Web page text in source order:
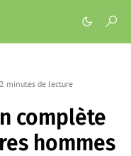
minutes de lecture
complète
hommes